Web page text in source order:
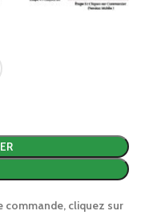
commande, cliquez sur